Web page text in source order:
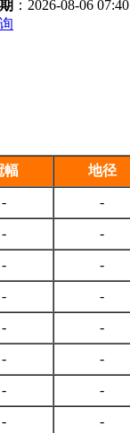
：2026-08-06 07:40
幅 地径
- -
- -
- -
- -
- -
- -
- -
- -